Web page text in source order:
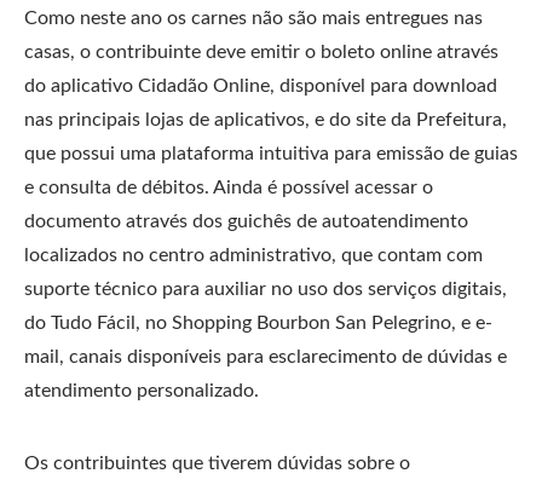
Como neste ano os carnes não são mais entregues nas
casas, o contribuinte deve emitir o boleto online através
do aplicativo Cidadão Online, disponível para download
nas principais lojas de aplicativos, e do site da Prefeitura,
que possui uma plataforma intuitiva para emissão de guias
e consulta de débitos. Ainda é possível acessar o
documento através dos guichês de autoatendimento
localizados no centro administrativo, que contam com
suporte técnico para auxiliar no uso dos serviços digitais,
do Tudo Fácil, no Shopping Bourbon San Pelegrino, e e-
mail, canais disponíveis para esclarecimento de dúvidas e
atendimento personalizado.
Os contribuintes que tiverem dúvidas sobre o